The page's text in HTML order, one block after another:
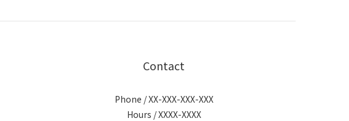
Contact
Phone / XX-XXX-XXX-XXX
Hours / XXXX-XXXX